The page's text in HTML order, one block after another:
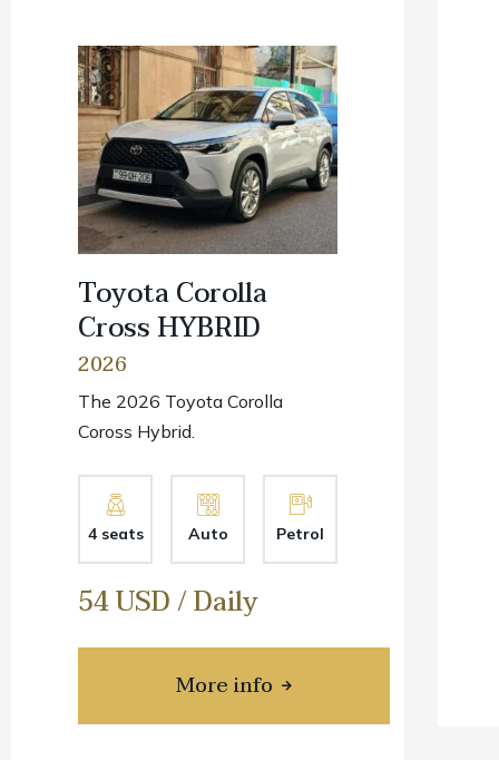
Toyota Corolla
Cross HYBRID
2026
The 2026 Toyota Corolla
Coross Hybrid.
4 seats Auto Petrol
54 USD / Daily
More infoabout Toyota Corolla